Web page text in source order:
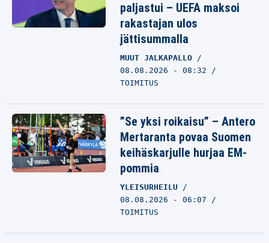
paljastui – UEFA maksoi
rakastajan ulos
jättisummalla
MUUT JALKAPALLO
08.08.2026 - 08:32
TOIMITUS
”Se yksi roikaisu” – Antero
Mertaranta povaa Suomen
keihäskarjulle hurjaa EM-
pommia
YLEISURHEILU
08.08.2026 - 06:07
TOIMITUS